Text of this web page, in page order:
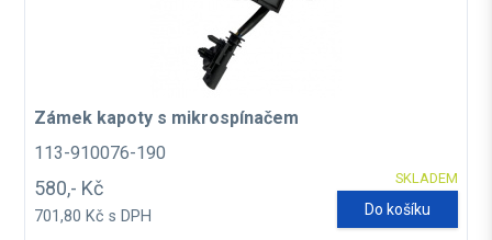
Zámek kapoty s mikrospínačem
113-910076-190
SKLADEM
580,- Kč
701,80 Kč s DPH Do košíku